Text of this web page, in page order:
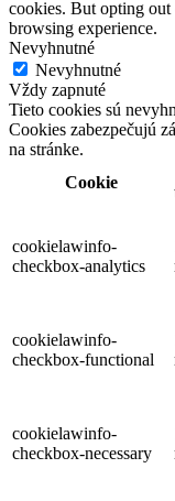
cookies. But opting out
browsing experience.
Nevyhnutné
Nevyhnutné
Vždy zapnuté
Tieto cookies sú
Cookies zabezpečujú
na stránke.
Cookie
cookielawinfo-
checkbox-analytics
cookielawinfo-
checkbox-functional
cookielawinfo-
checkbox-necessary